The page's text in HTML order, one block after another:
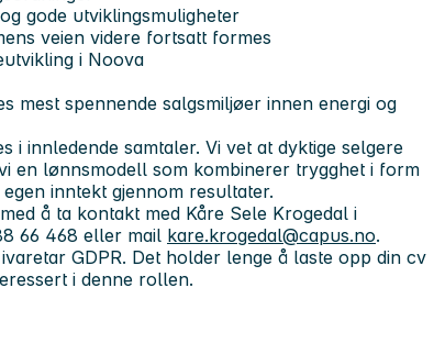
gode utviklingsmuligheter
veien videre fortsatt formes
i Noova
mest spennende salgsmiljøer innen energi og
i innledende samtaler. Vi vet at dyktige selgere
en lønnsmodell som kombinerer trygghet i form
inntekt gjennom resultater.
å ta kontakt med Kåre Sele Krogedal i
66 468 eller mail kare.krogedal@capus.no.
GDPR. Det holder lenge å laste opp din cv
i denne rollen.